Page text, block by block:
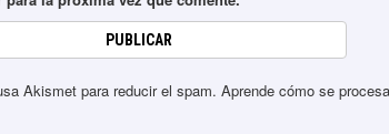
Akismet para reducir el spam. Aprende cómo se